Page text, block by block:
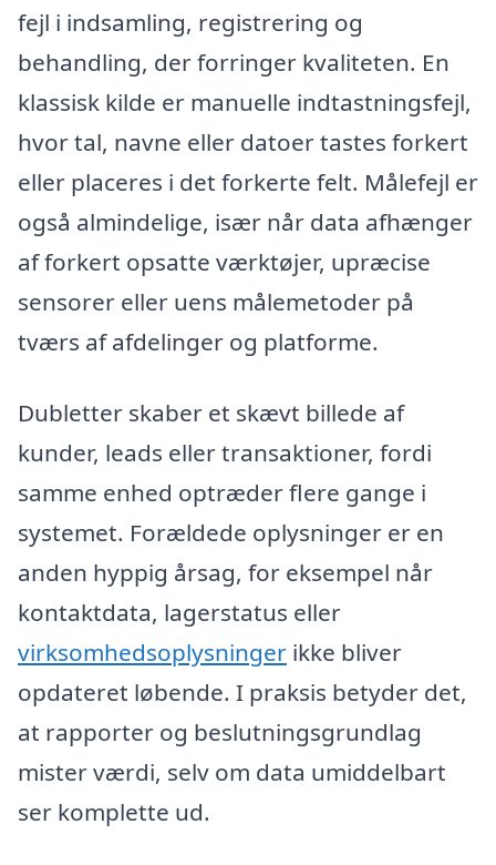
fejl i indsamling, registrering og
behandling, der forringer kvaliteten. En
klassisk kilde er manuelle indtastningsfejl,
hvor tal, navne eller datoer tastes forkert
eller placeres i det forkerte felt. Målefejl er
også almindelige, især når data afhænger
af forkert opsatte værktøjer, upræcise
sensorer eller uens målemetoder på
tværs af afdelinger og platforme.
Dubletter skaber et skævt billede af
kunder, leads eller transaktioner, fordi
samme enhed optræder flere gange i
systemet. Forældede oplysninger er en
anden hyppig årsag, for eksempel når
kontaktdata, lagerstatus eller
virksomhedsoplysninger ikke bliver
opdateret løbende. I praksis betyder det,
at rapporter og beslutningsgrundlag
mister værdi, selv om data umiddelbart
ser komplette ud.